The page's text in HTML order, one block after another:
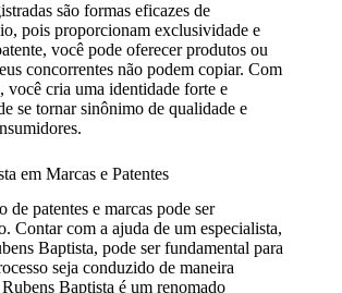
são formas eficazes de
pois proporcionam exclusividade e
você pode oferecer produtos ou
concorrentes não podem copiar. Com
você cria uma identidade forte e
se tornar sinônimo de qualidade e
em Marcas e Patentes
de patentes e marcas pode ser
Contar com a ajuda de um especialista,
Baptista, pode ser fundamental para
seja conduzido de maneira
Baptista é um renomado